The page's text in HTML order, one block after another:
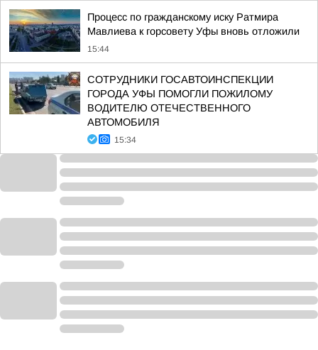
Процесс по гражданскому иску Ратмира
Мавлиева к горсовету Уфы вновь отложили
15:44
СОТРУДНИКИ ГОСАВТОИНСПЕКЦИИ
ГОРОДА УФЫ ПОМОГЛИ ПОЖИЛОМУ
ВОДИТЕЛЮ ОТЕЧЕСТВЕННОГО
АВТОМОБИЛЯ
15:34